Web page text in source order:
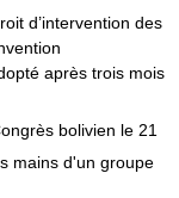
d’intervention des
après trois mois
bolivien le 21
mains d'un groupe